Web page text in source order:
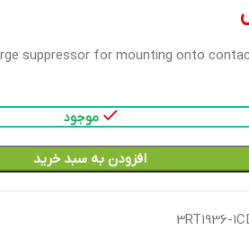
suppressor for mounting onto
موجود
افزودن به سبد خرید
3RT1936-